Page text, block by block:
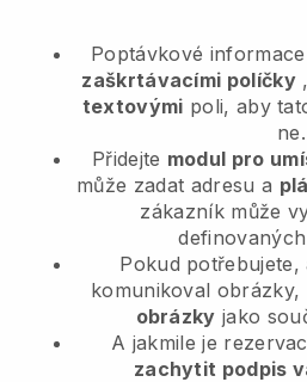
Poptávkové
zaškrtávacími políčky ,
textovými poli, aby
ne.
Přidejte modul pro
může zadat adresu a
zákazník může
Pokud potřebujete,
komunikoval obrázky,
obrázky jako
A jakmile je
zachytit podpis